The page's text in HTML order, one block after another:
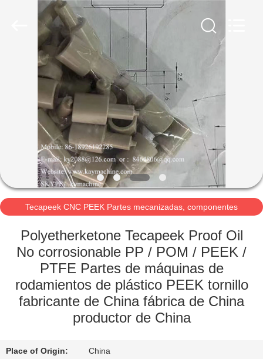
INICIO
PRODUCTOS
SOBRE
NOSOTROS
VISITA
A
FÁBRICA
CONTROL
DE
Tecapeek CNC PEEK Partes mecanizadas, componentes
Polyetherketone Tecapeek Proof Oil
No corrosionable PP / POM / PEEK /
PTFE Partes de máquinas de
rodamientos de plástico PEEK tornillo
fabricante de China fábrica de China
productor de China
Place of Origin: China